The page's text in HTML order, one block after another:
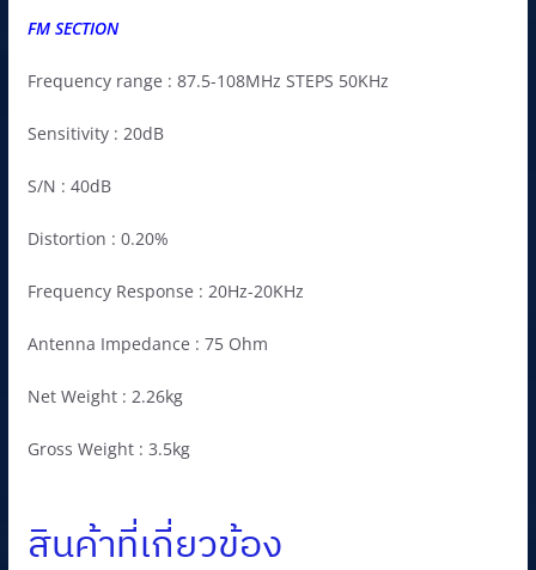
FM SECTION
Frequency range : 87.5-108MHz STEPS 50KHz
Sensitivity : 20dB
S/N : 40dB
Distortion : 0.20%
Frequency Response : 20Hz-20KHz
Antenna Impedance : 75 Ohm
Net Weight : 2.26kg
Gross Weight : 3.5kg
สินค้าที่เกี่ยวข้อง